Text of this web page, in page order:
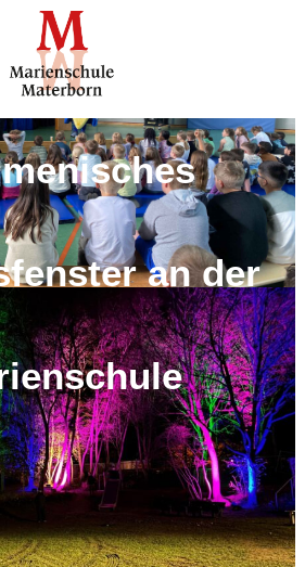
an der